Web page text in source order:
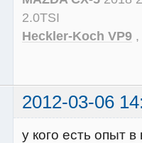
2.0TSI
Heckler-Koch VP9 ,
2012-03-06
у кого есть опыт